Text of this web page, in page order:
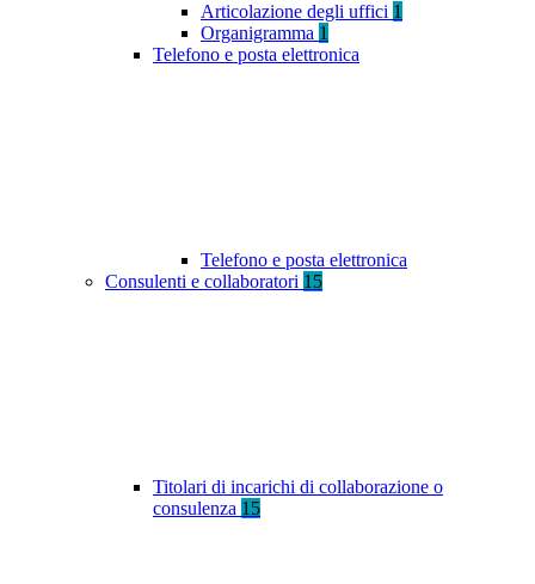
Articolazione degli uffici 1
Organigramma 1
Telefono e posta elettronica
Telefono e posta elettronica
Consulenti e collaboratori 15
Titolari di incarichi di collaborazione o
consulenza 15